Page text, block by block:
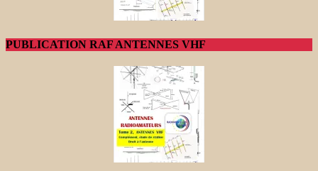
PUBLICATION RAF ANTENNES VHF